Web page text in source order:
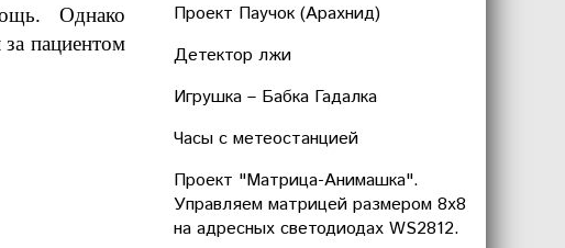
Проект Паучок (Арахнид)
Детектор лжи
Игрушка – Бабка Гадалка
Часы с метеостанцией
Проект "Матрица-Анимашка".
Управляем матрицей размером 8х8
на адресных светодиодах WS2812.
Однако
пациентом